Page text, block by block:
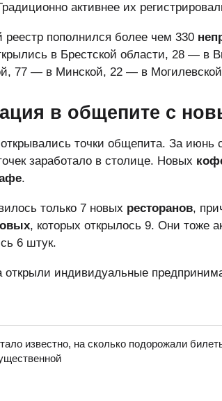
активнее их
реестр пополнился более чем 330
в Брестской области, 28 — в
77 — в Минской, 22 — в
в общепите с
точки общепита. За июнь
заработало в столице. Новых
.
только 7 новых ресторанов,
, которых открылось 9. Они тоже
6 штук.
открыли индивидуальные
известно, на сколько подорожали